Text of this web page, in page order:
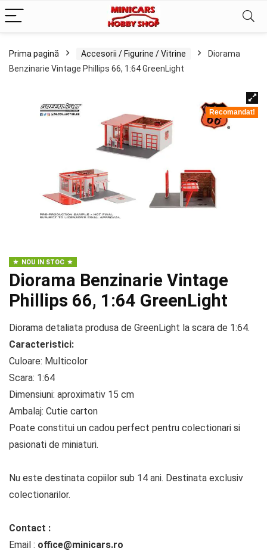
Prima pagină Accesorii / Figurine / Vitrine
Diorama
Benzinarie Vintage Phillips 66, 1:64 GreenLight
Recomandat!
NOU IN STOC
Diorama Benzinarie Vintage
Phillips 66, 1:64 GreenLight
Diorama detaliata produsa de GreenLight la scara de 1:64.
Caracteristici:
Culoare: Multicolor
Scara: 1:64
Dimensiuni: aproximativ 15 cm
Ambalaj: Cutie carton
Poate constitui un cadou perfect pentru colectionari si
pasionati de miniaturi.
Nu este destinata copiilor sub 14 ani. Destinata exclusiv
colectionarilor.
Contact :
Email : office@minicars.ro